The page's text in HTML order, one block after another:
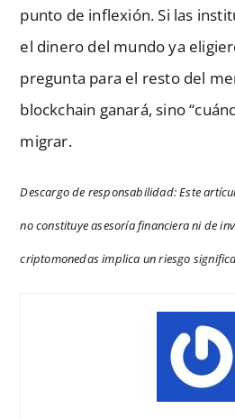
punto de inflexión. Si las
el dinero del mundo ya
pregunta para el resto del
blockchain ganará, sino
migrar.
Descargo de responsabilidad: Este
no constituye asesoría financiera ni de
criptomonedas implica un riesgo